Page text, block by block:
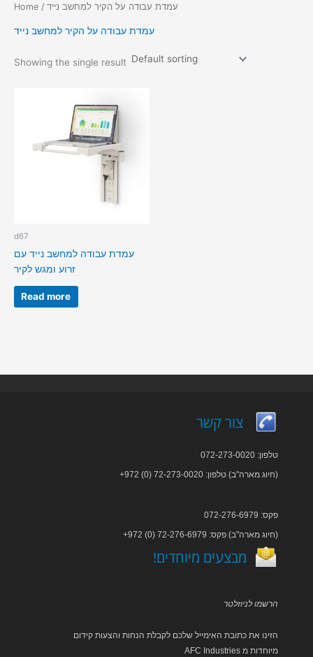
Home / עמדת עבודה על הקיר למחשב נייד
עמדת עבודה על הקיר למחשב נייד
Showing the single result
d67
עמדת עבודה למחשב נייד עם
זרוע ומגש לקיר
Read more
צור קשר
טלפון: 072-273-0020
+972 (0) 72-273-0020 :חיוג מארה"ב) טלפון)
פקס: 072-276-6979
+972 (0) 72-276-6979 :חיוג מארה"ב) פקס)
!מבצעים מיוחדים
הרשמו לניוזלטר
הזינו את כתובת האימייל שלכם לקבלת הנחות והצעות קידום
AFC Industries מיוחדות מ